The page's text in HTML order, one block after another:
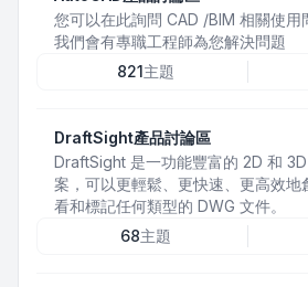
您可以在此詢問 CAD /BIM 相關使用
我們會有專職工程師為您解決問題
821主題
DraftSight產品討論區
DraftSight 是一功能豐富的 2D 和
案，可以更輕鬆、更快速、更高效地
看和標記任何類型的 DWG 文件。
68主題